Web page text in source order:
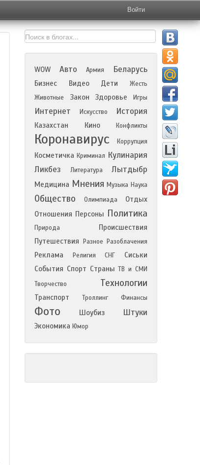
Войти
WOW Авто Армия Беларусь
Бизнес Видео Дети
Жесть
Животные
Закон Здоровье Игры
Интернет Искусство История
Казахстан Кино Конфликты
Коронавирус Коррупция
Косметичка Криминал Кулинария
Ликбез
Литература Лытдыбр
Медицина Мнения Музыка Наука
Общество Олимпиада
Отдых
Отношения Персоны Политика
Природа
Происшествия
Путешествия
Разное Разоблачения
Реклама Религия СНГ
Сиськи
События Спорт Страны ТВ и СМИ
Творчество
Технологии
Транспорт Троллинг Финансы
Фото Шоубиз Штуки
Экономика Юмор